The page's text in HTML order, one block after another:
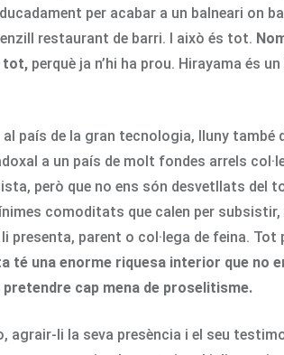
per acabar a un balneari on
restaurant de barri. I això és tot.
tot, perquè ja n’hi ha prou. Hirayama és
país de la gran tecnologia, lluny també
a un país de molt fondes arrels
però que no ens són desvetllats del
comoditats que calen per subsistir,
presenta, parent o col·lega de feina. Tot
té una enorme riquesa interior que no
pretendre cap mena de proselitisme.
agrair-li la seva presència i el seu